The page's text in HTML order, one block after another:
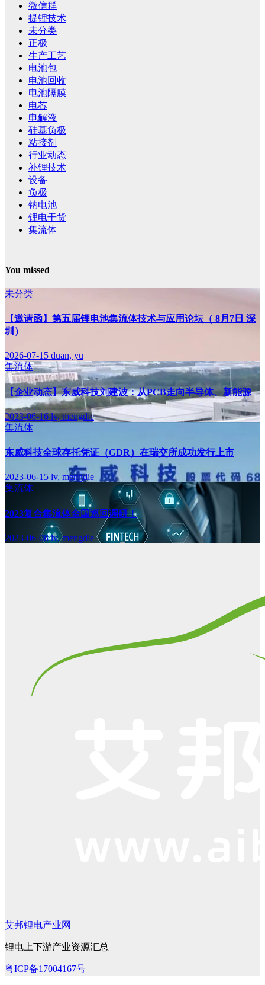
微信群
提锂技术
未分类
正极
生产工艺
电池包
电池回收
电池隔膜
电芯
电解液
硅基负极
粘接剂
行业动态
补锂技术
设备
负极
钠电池
锂电干货
集流体
You missed
未分类
【邀请函】第五届锂电池集流体技术与应用论坛（ 8月7日 深
圳）
2026-07-15 duan, yu
集流体
【企业动态】东威科技刘建波：从PCB走向半导体、新能源
2023-06-16lv, mengdie
集流体
东威科技全球存托凭证（GDR）在瑞交所成功发行上市
2023-06-15 lv, mengdie
集流体
2023复合集流体全国巡回调研！
2023-06-08lv, mengdie
艾邦锂电产业网
锂电上下游产业资源汇总
粤ICP备17004167号